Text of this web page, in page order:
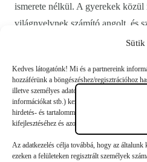
Sütik
Kedves látogatónk! Mi és a partnereink
hozzáférünk a böngészéshez/regisztrációhoz
illetve személyes adatokat (egyedi
információkat stb.) kezelünk személyre szabott
hirdetés- és tartalomméréshez, nézettségi
kifejlesztéséhez és azok javításához.
Az adatkezelés célja továbbá, hogy az
ezeken a felületeken regisztrált személyek
ismerete nélkül. A gyerekek
világnyelvnek számító angolt, és
kényszernek a nyelvtanulást.…